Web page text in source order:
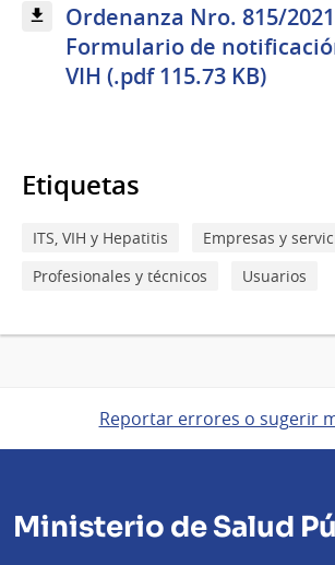
Ordenanza Nro. 815/
Formulario de
VIH (.pdf 115.73 KB)
Etiquetas
ITS, VIH y Hepatitis
Empresas y
Profesionales y técnicos
Usuarios
Reportar errores o sugerir
Ministerio de Salud